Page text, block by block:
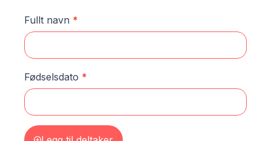
Fullt navn *
Fødselsdato *